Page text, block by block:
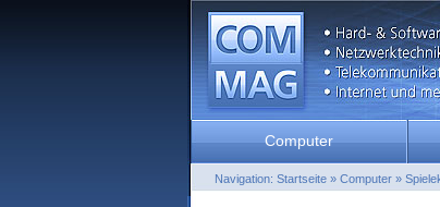
Computer
Navigation: Startseite » Computer »